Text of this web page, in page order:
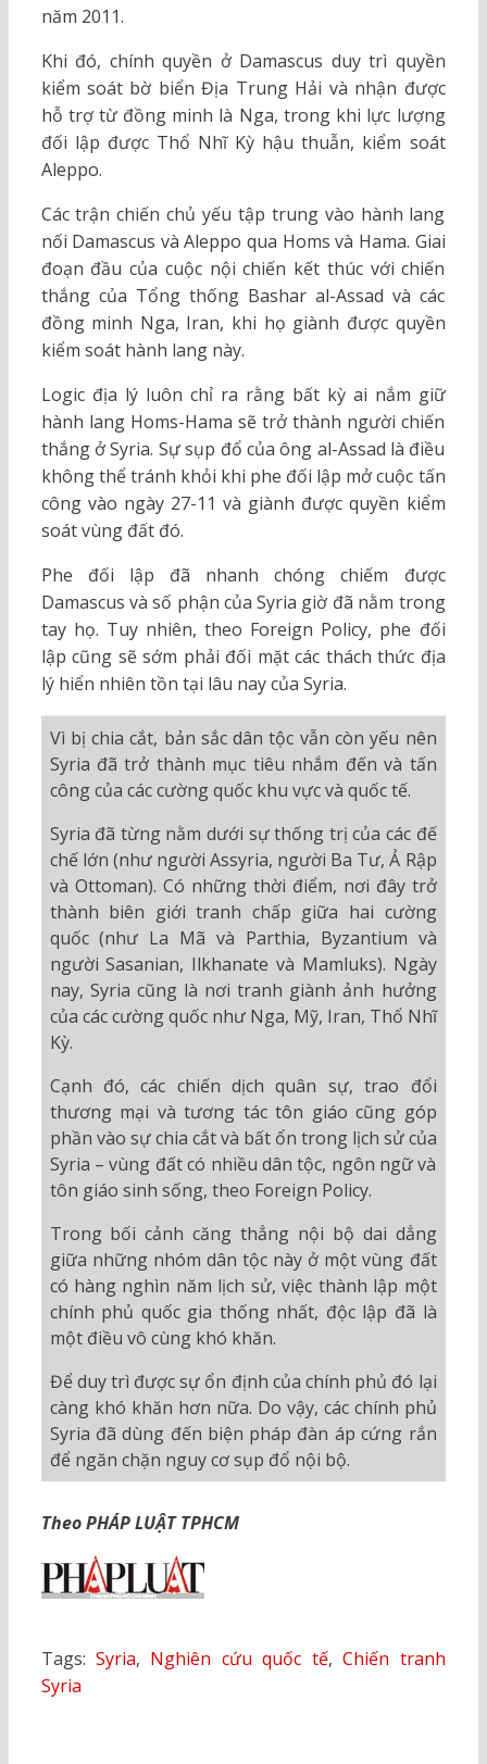
năm 2011.
Khi đó, chính quyền ở Damascus duy trì quyền
kiểm soát bờ biển Địa Trung Hải và nhận được
hỗ trợ từ đồng minh là Nga, trong khi lực lượng
đối lập được Thổ Nhĩ Kỳ hậu thuẫn, kiểm soát
Aleppo.
Các trận chiến chủ yếu tập trung vào hành lang
nối Damascus và Aleppo qua Homs và Hama. Giai
đoạn đầu của cuộc nội chiến kết thúc với chiến
thắng của Tổng thống Bashar al-Assad và các
đồng minh Nga, Iran, khi họ giành được quyền
kiểm soát hành lang này.
Logic địa lý luôn chỉ ra rằng bất kỳ ai nắm giữ
hành lang Homs-Hama sẽ trở thành người chiến
thắng ở Syria. Sự sụp đổ của ông al-Assad là điều
không thể tránh khỏi khi phe đối lập mở cuộc tấn
công vào ngày 27-11 và giành được quyền kiểm
soát vùng đất đó.
Phe đối lập đã nhanh chóng chiếm được
Damascus và số phận của Syria giờ đã nằm trong
tay họ. Tuy nhiên, theo Foreign Policy, phe đối
lập cũng sẽ sớm phải đối mặt các thách thức địa
lý hiển nhiên tồn tại lâu nay của Syria.
Vì bị chia cắt, bản sắc dân tộc vẫn còn yếu nên
Syria đã trở thành mục tiêu nhắm đến và tấn
công của các cường quốc khu vực và quốc tế.
Syria đã từng nằm dưới sự thống trị của các đế
chế lớn (như người Assyria, người Ba Tư, Ả Rập
và Ottoman). Có những thời điểm, nơi đây trở
thành biên giới tranh chấp giữa hai cường
quốc (như La Mã và Parthia, Byzantium và
người Sasanian, Ilkhanate và Mamluks). Ngày
nay, Syria cũng là nơi tranh giành ảnh hưởng
của các cường quốc như Nga, Mỹ, Iran, Thổ Nhĩ
Kỳ.
Cạnh đó, các chiến dịch quân sự, trao đổi
thương mại và tương tác tôn giáo cũng góp
phần vào sự chia cắt và bất ổn trong lịch sử của
Syria – vùng đất có nhiều dân tộc, ngôn ngữ và
tôn giáo sinh sống, theo Foreign Policy.
Trong bối cảnh căng thẳng nội bộ dai dẳng
giữa những nhóm dân tộc này ở một vùng đất
có hàng nghìn năm lịch sử, việc thành lập một
chính phủ quốc gia thống nhất, độc lập đã là
một điều vô cùng khó khăn.
Để duy trì được sự ổn định của chính phủ đó lại
càng khó khăn hơn nữa. Do vậy, các chính phủ
Syria đã dùng đến biện pháp đàn áp cứng rắn
để ngăn chặn nguy cơ sụp đổ nội bộ.
Theo PHÁP LUẬT TPHCM
Tags: Syria, Nghiên cứu quốc tế,Chiến tranh
Syria